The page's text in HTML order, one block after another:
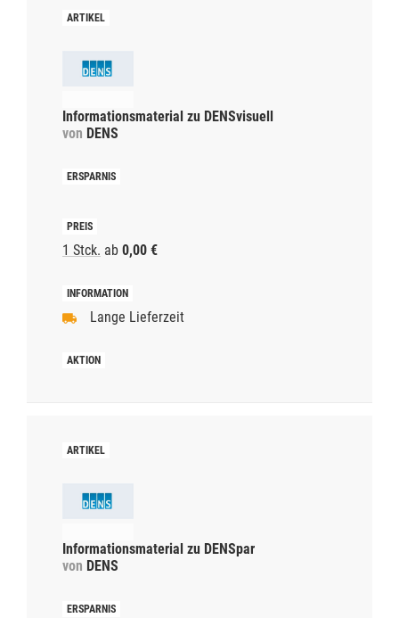
Informationsmaterial zu DENSvisuell
von DENS
1 Stck. ab 0,00 €
Lange Lieferzeit
Informationsmaterial zu DENSpar
von DENS